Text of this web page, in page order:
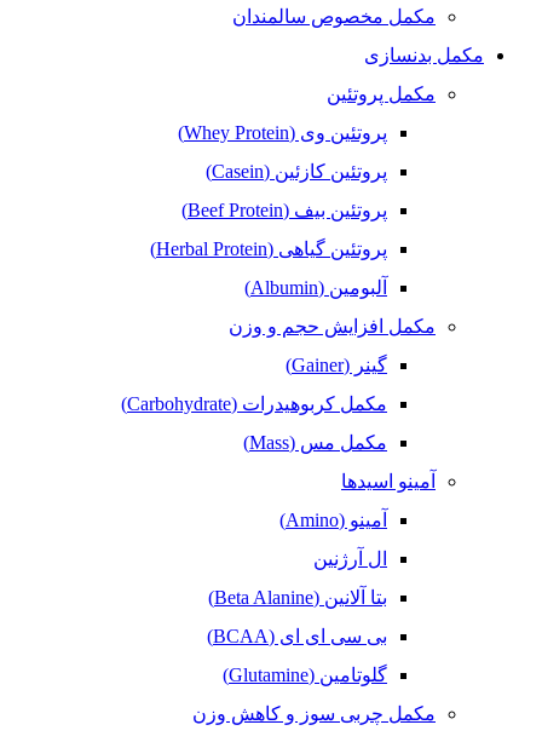
مکمل مخصوص سالمندان
مکمل بدنسازی
مکمل پروتئین
پروتئین وی (Whey Protein)
پروتئین کازئین (Casein)
پروتئین بیف (Beef Protein)
پروتئین گیاهی (Herbal Protein)
آلبومین (Albumin)
مکمل افزایش حجم و وزن
گینر (Gainer)
مکمل کربوهیدرات (Carbohydrate)
مکمل مس (Mass)
آمینو اسیدها
آمینو (Amino)
ال آرژنین
بتا آلانین (Beta Alanine)
بی سی ای ای (BCAA)
گلوتامین (Glutamine)
مکمل‌ چربی‌ سوز و کاهش وزن